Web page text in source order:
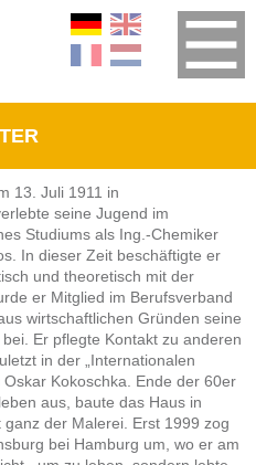
13. Juli 1911 in
seine Jugend im
Studiums als Ing.-Chemiker
In dieser Zeit beschäftigte er
und theoretisch mit der
er Mitglied im Berufsverband
wirtschaftlichen Gründen seine
Er pflegte Kontakt zu anderen
in der „Internationalen
Kokoschka. Ende der 60er
aus, baute das Haus in
der Malerei. Erst 1999 zog
bei Hamburg um, wo er am